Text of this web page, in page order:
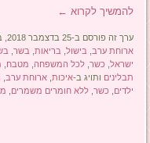
להמשיך לקרוא ←
ערך זה פורסם ב-25 בדצמבר 2018, ב-
ארוחת ערב בישול בריאות בשר
ישראל כשר ,לכל המשפחה מטבח
תבלינים ותויג ב-איכות ,ארוחת ערב
ילדים
כשר ,ללא חומרים משמרים